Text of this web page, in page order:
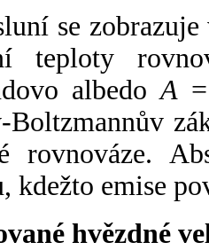
se
teploty
albedoA
Boltzmannův
rovnováze.
kdežto emise
hvězdné